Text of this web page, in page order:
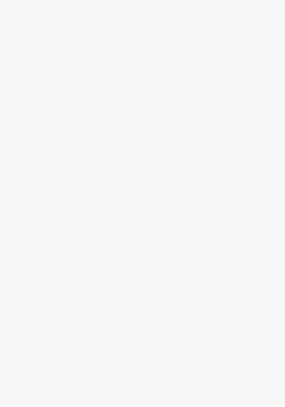
comporta il permanere
o altri sistemi di